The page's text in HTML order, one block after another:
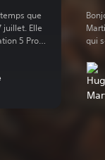
que
juillet. Elle
5 Pro
Cette
qui
The